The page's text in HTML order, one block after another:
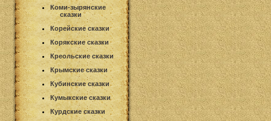
Коми-зырянские
сказки
Корейские сказки
Корякские сказки
Креольские сказки
Крымские сказки
Кубинские сказки
Кумыкские сказки
Курдские сказки